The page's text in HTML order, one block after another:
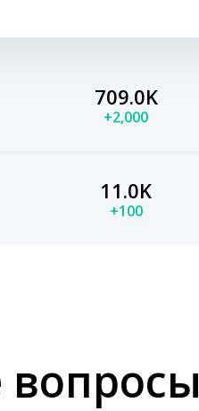
709.0K
+2,000
11.0K
+100
вопросы